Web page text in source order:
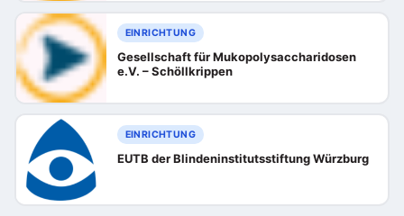
EINRICHTUNG
Gesellschaft für Mukopolysaccharidosen
e.V. – Schöllkrippen
EINRICHTUNG
EUTB der Blindeninstitutsstiftung Würzburg